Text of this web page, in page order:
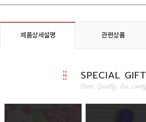
제품상세설명 관련상품
SPECIAL GIFT